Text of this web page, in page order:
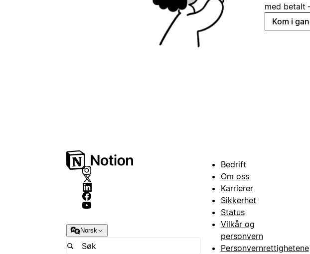
med betalt
Kom i
Norsk
Bedrift
Om oss
Karrierer
Sikkerhet
Status
Vilkår og
personvern
Personvernrettighetene